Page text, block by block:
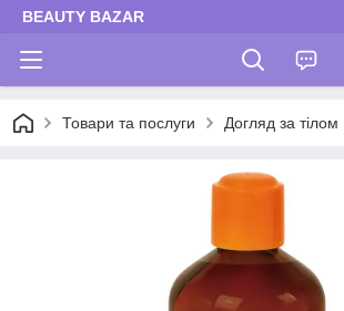
BEAUTY BAZAR
Товари та послуги Догляд за тілом